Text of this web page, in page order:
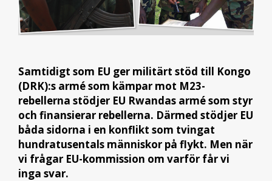
Samtidigt som EU ger militärt stöd till Kongo
(DRK):s armé som kämpar mot M23-
rebellerna stödjer EU Rwandas armé som styr
och finansierar rebellerna. Därmed stödjer EU
båda sidorna i en konflikt som tvingat
hundratusentals människor på flykt. Men när
vi frågar EU-kommission om varför får vi
inga svar.